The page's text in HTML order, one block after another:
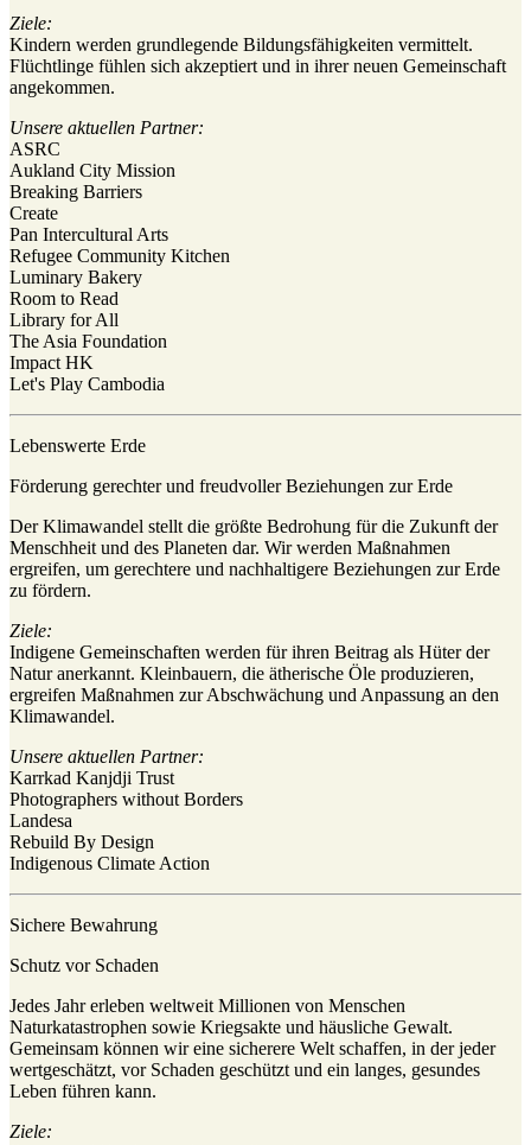
Ziele:
Kindern werden grundlegende Bildungsfähigkeiten vermittelt.
Flüchtlinge fühlen sich akzeptiert und in ihrer neuen Gemeinschaft
angekommen.
Unsere aktuellen Partner:
ASRC
Aukland City Mission
Breaking Barriers
Create
Pan Intercultural Arts
Refugee Community Kitchen
Luminary Bakery
Room to Read
Library for All
The Asia Foundation
Impact HK
Let's Play Cambodia
Lebenswerte Erde
Förderung gerechter und freudvoller Beziehungen zur Erde
Der Klimawandel stellt die größte Bedrohung für die Zukunft der
Menschheit und des Planeten dar. Wir werden Maßnahmen
ergreifen, um gerechtere und nachhaltigere Beziehungen zur Erde
zu fördern.
Ziele:
Indigene Gemeinschaften werden für ihren Beitrag als Hüter der
Natur anerkannt. Kleinbauern, die ätherische Öle produzieren,
ergreifen Maßnahmen zur Abschwächung und Anpassung an den
Klimawandel.
Unsere aktuellen Partner:
Karrkad Kanjdji Trust
Photographers without Borders
Landesa
Rebuild By Design
Indigenous Climate Action
Sichere Bewahrung
Schutz vor Schaden
Jedes Jahr erleben weltweit Millionen von Menschen
Naturkatastrophen sowie Kriegsakte und häusliche Gewalt.
Gemeinsam können wir eine sicherere Welt schaffen, in der jeder
wertgeschätzt, vor Schaden geschützt und ein langes, gesundes
Leben führen kann.
Ziele: